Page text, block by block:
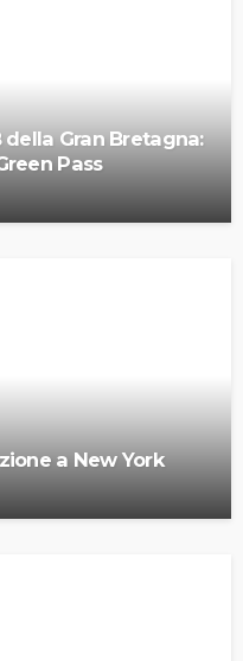
Gran Bretagna:
Pass
a New York